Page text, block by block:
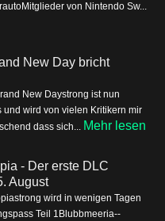
von Nintendo Sw...
New Day bricht
New Daystrong ist nun
wird von vielen Kritikern mir
dass sich... Mehr lesen
- Der erste DLC
August
wird in wenigen Tagen
Teil 1Blubbmeeria--